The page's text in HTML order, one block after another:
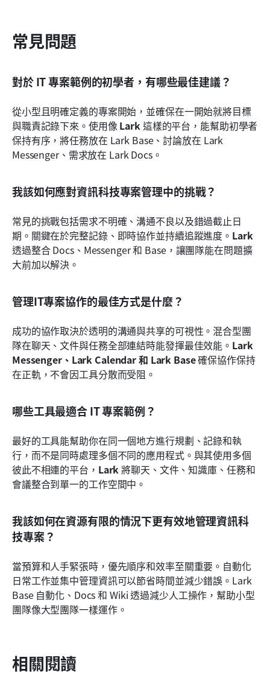
常見問題
對於 IT 專案範例的初學者，有哪些最佳建議？
從小型且明確定義的專案開始，並確保在一開始就將目標
與職責記錄下來。使用像 Lark 這樣的平台，能幫助初學者
保持有序，將任務放在 Lark Base、討論放在 Lark
Messenger、需求放在 Lark Docs。
我該如何應對資訊科技專案管理中的挑戰？
常見的挑戰包括需求不明確、溝通不良以及錯過截止日
期。關鍵在於完整記錄、即時協作並持續追蹤進度。 Lark
透過整合 Docs、Messenger 和 Base，讓團隊能在問題擴
大前加以解決。
管理IT專案協作的最佳方式是什麼？
成功的協作取決於透明的溝通與共享的可視性。混合型團
隊在聊天、文件與任務全部連結時能發揮最佳效能。 Lark
Messenger、Lark Calendar 和 Lark Base 確保協作保持
在正軌，不會因工具分散而受阻。
哪些工具最適合 IT 專案範例？
最好的工具能幫助你在同一個地方進行規劃、記錄和執
行，而不是同時處理多個不同的應用程式。與其使用多個
彼此不相連的平台， Lark 將聊天、文件、知識庫、任務和
會議整合到單一的工作空間中。
我該如何在資源有限的情況下更有效地管理資訊科
技專案？
當預算和人手緊張時，優先順序和效率至關重要。自動化
日常工作並集中管理資訊可以節省時間並減少錯誤。Lark
Base 自動化、Docs 和 Wiki 透過減少人工操作，幫助小型
團隊像大型團隊一樣運作。
相關閱讀